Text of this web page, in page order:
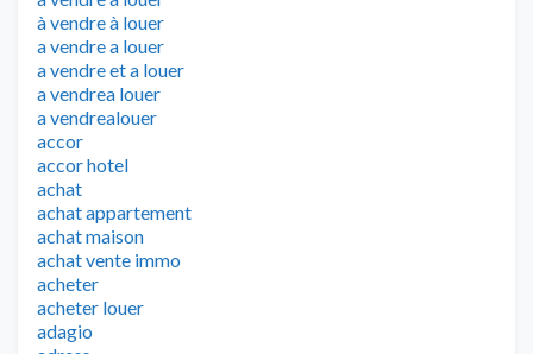
à vendre à louer
a vendre a louer
a vendre et a louer
a vendrea louer
a vendrealouer
accor
accor hotel
achat
achat appartement
achat maison
achat vente immo
acheter
acheter louer
adagio